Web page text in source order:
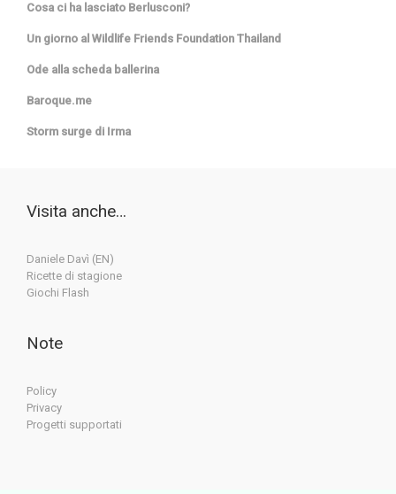
Cosa ci ha lasciato Berlusconi?
Un giorno al Wildlife Friends Foundation Thailand
Ode alla scheda ballerina
Baroque.me
Storm surge di Irma
Visita anche…
Daniele Davì (EN)
Ricette di stagione
Giochi Flash
Note
Policy
Privacy
Progetti supportati